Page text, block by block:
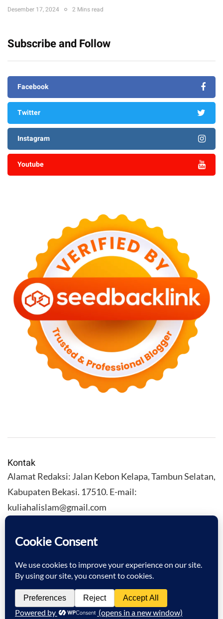
Desember 17, 2024 2 Mins read
Subscribe and Follow
Facebook
Twitter
Instagram
Youtube
Kontak
Alamat Redaksi: Jalan Kebon Kelapa, Tambun Selatan,
Kabupaten Bekasi. 17510. E-mail:
kuliahalislam@gmail.com
KULIAHALISLAM.COM Copyright (C) 2026